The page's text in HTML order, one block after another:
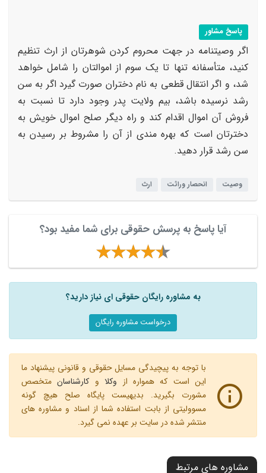
پاسخ مشاور
اگر وصیتنامه در جهت محروم کردن شوهرتان از ارث تنظیم
کنید، متأسفانه تنها تا یک سوم از اموالتان را شامل خواهد
شد، و اگر انتقال قطعی به نام دختران صورت گیرد اگر به سن
رشد نرسیده باشد، بیم ولایت پدر وجود دارد تا نسبت به
فروش آن اموال اقدام کند و راه دیگر صلح اموال خویش به
دخترتان است که بهره مندی از آن را مشروط بر رسیدن به
سن رشد قرار دهید.
وصیت انحصار وراثت ارث
آیا پاسخ به پرسش حقوقی برای شما مفید بود؟
به مشاوره رایگان حقوقی ای نیاز دارید؟
درخواست مشاوره رایگان
با توجه به پیچیدگی مسایل حقوقی و قانونی پیشنهاد ما
این است که همواره از وکلاو کارشناسانمتخصص
مشورت بگیرید. بدیهیست پایگاه صلح هیچ گونه
مسوولیتی از بابت استفاده شما از اسناد و مشاوره های
منتشر شده در سایت بر عهده نمی گیرد.
مشاوره های مرتبط